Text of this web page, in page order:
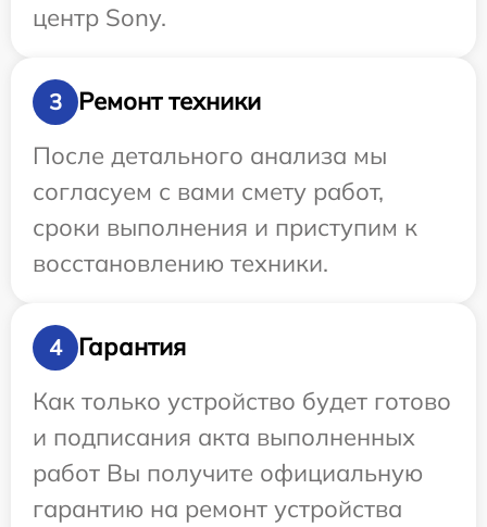
центр Sony.
3
Ремонт техники
После детального анализа мы
согласуем с вами смету работ,
сроки выполнения и приступим к
восстановлению техники.
4
Гарантия
Как только устройство будет готово
и подписания акта выполненных
работ Вы получите официальную
гарантию на ремонт устройства